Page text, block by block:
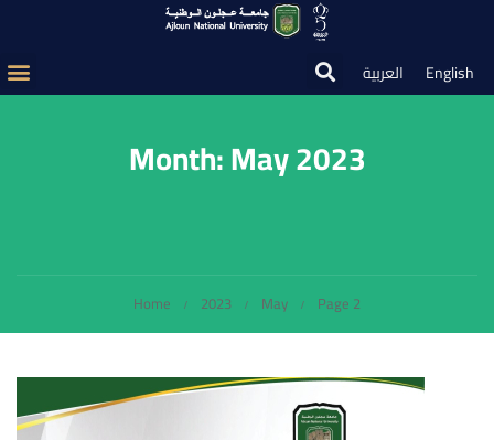
العربية English
Month: May 2023
Home 2023 May Page 2